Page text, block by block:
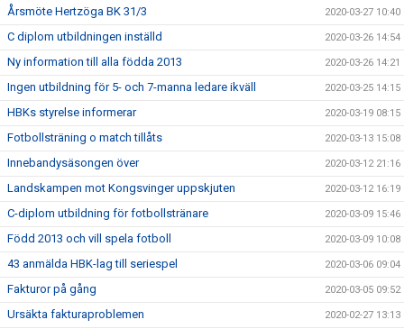
Årsmöte Hertzöga BK 31/3 2020-03-27 10:40
C diplom utbildningen inställd 2020-03-26 14:54
Ny information till alla födda 2013 2020-03-26 14:21
Ingen utbildning för 5- och 7-manna ledare ikväll 2020-03-25 14:15
HBKs styrelse informerar 2020-03-19 08:15
Fotbollsträning o match tillåts 2020-03-13 15:08
Innebandysäsongen över 2020-03-12 21:16
Landskampen mot Kongsvinger uppskjuten 2020-03-12 16:19
C-diplom utbildning för fotbollstränare 2020-03-09 15:46
Född 2013 och vill spela fotboll 2020-03-09 10:08
43 anmälda HBK-lag till seriespel 2020-03-06 09:04
Fakturor på gång 2020-03-05 09:52
Ursäkta fakturaproblemen 2020-02-27 13:13